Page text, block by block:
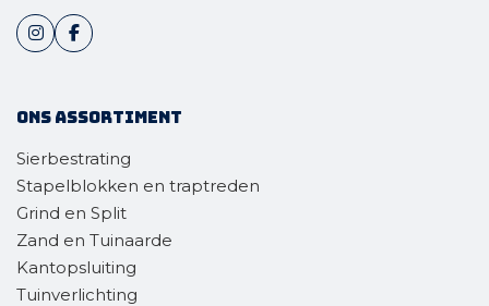
Ons assortiment
Sierbestrating
Stapelblokken en traptreden
Grind en Split
Zand en Tuinaarde
Kantopsluiting
Tuinverlichting